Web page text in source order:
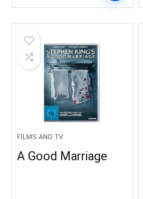
FILMS AND TV
A Good Marriage